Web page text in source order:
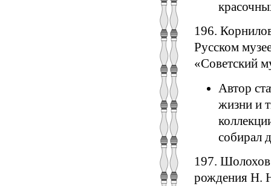
196.
Русском
«Советский
Автор
жизни и
собирал
197.
рождения Н.